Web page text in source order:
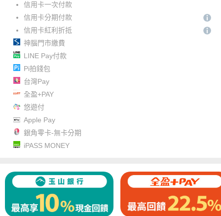
信用卡一次付款
信用卡分期付款
信用卡紅利折抵
神腦門市繳費
LINE Pay付款
Pi拍錢包
台灣Pay
全盈+PAY
悠遊付
Apple Pay
銀角零卡-無卡分期
iPASS MONEY